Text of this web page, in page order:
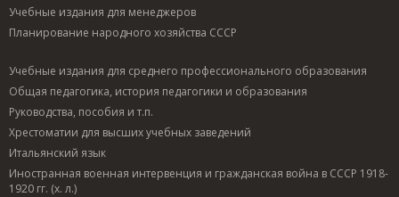
Учебные издания для менеджеров
Планирование народного хозяйства СССР
Учебные издания для среднего профессионального образования
Общая педагогика, история педагогики и образования
Руководства, пособия и т.п.
Хрестоматии для высших учебных заведений
Итальянский язык
Иностранная военная интервенция и гражданская война в СССР 1918-
1920 гг. (х. л.)